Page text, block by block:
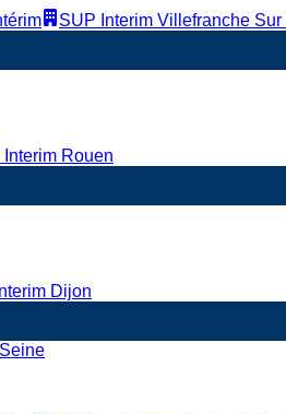
SUP Interim Villefranche
Interim Rouen
Dijon